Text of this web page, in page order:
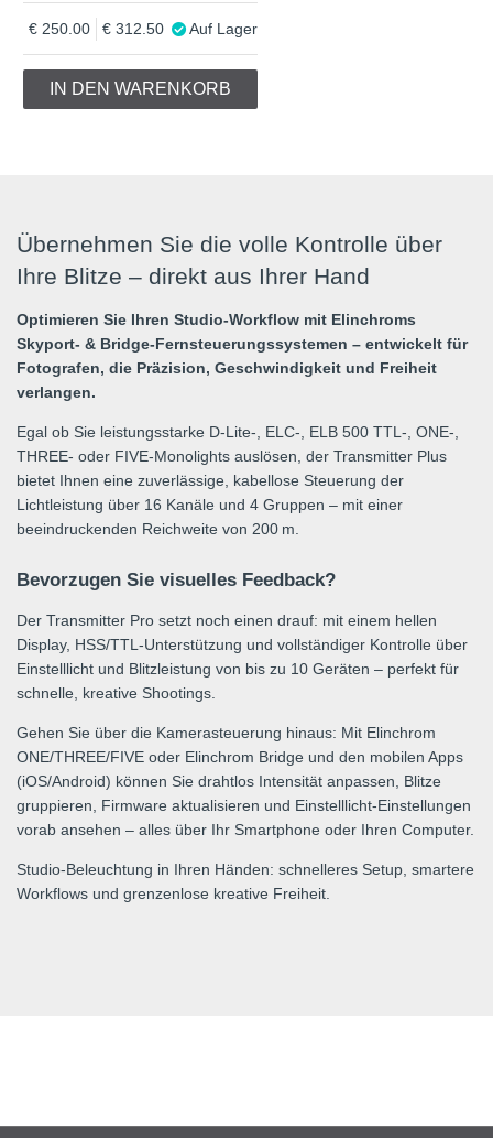
250.00 312.50 Auf Lager
IN DEN WARENKORB
Übernehmen Sie die volle Kontrolle über
Ihre Blitze – direkt aus Ihrer Hand
Optimieren Sie Ihren Studio-Workflow mit Elinchroms
Skyport- & Bridge-Fernsteuerungssystemen – entwickelt für
Fotografen, die Präzision, Geschwindigkeit und Freiheit
verlangen.
Egal ob Sie leistungsstarke D‑Lite-, ELC-, ELB 500 TTL-, ONE-,
THREE- oder FIVE-Monolights auslösen, der Transmitter Plus
bietet Ihnen eine zuverlässige, kabellose Steuerung der
Lichtleistung über 16 Kanäle und 4 Gruppen – mit einer
beeindruckenden Reichweite von 200 m.
Bevorzugen Sie visuelles Feedback?
Der Transmitter Pro setzt noch einen drauf: mit einem hellen
Display, HSS/TTL-Unterstützung und vollständiger Kontrolle über
Einstelllicht und Blitzleistung von bis zu 10 Geräten – perfekt für
schnelle, kreative Shootings.
Gehen Sie über die Kamerasteuerung hinaus: Mit Elinchrom
ONE/THREE/FIVE oder Elinchrom Bridge und den mobilen Apps
(iOS/Android) können Sie drahtlos Intensität anpassen, Blitze
gruppieren, Firmware aktualisieren und Einstelllicht-Einstellungen
vorab ansehen – alles über Ihr Smartphone oder Ihren Computer.
Studio-Beleuchtung in Ihren Händen: schnelleres Setup, smartere
Workflows und grenzenlose kreative Freiheit.